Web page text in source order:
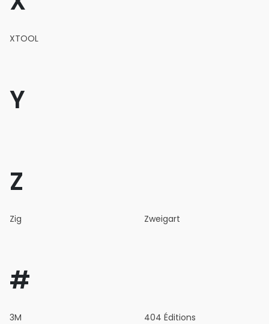
XTOOL
Y
Z
Zig Zweigart
#
3M
404 Éditions